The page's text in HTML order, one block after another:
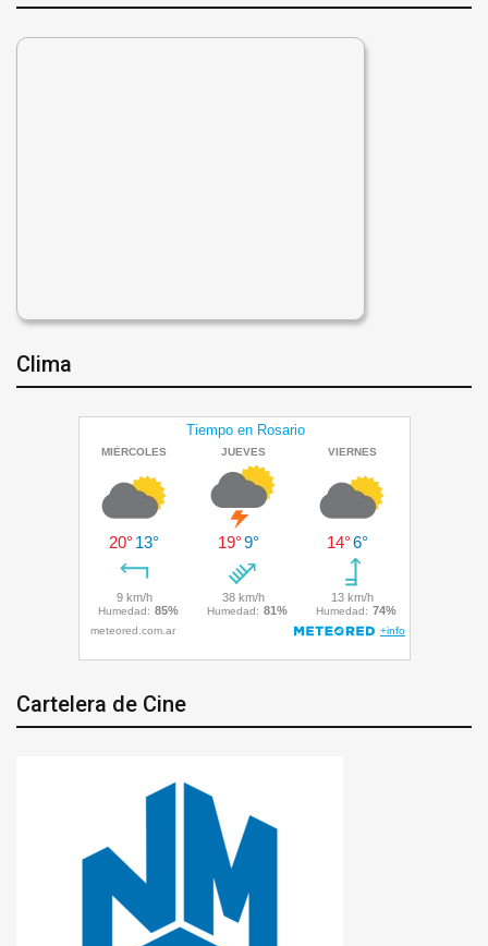
Clima
Cartelera de Cine